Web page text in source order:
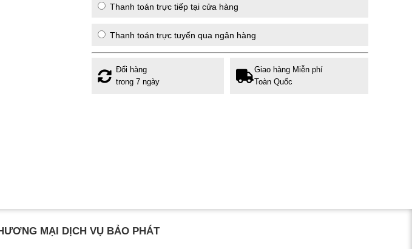
Thanh toán trực tiếp tại cửa hàng
Thanh toán trực tuyến qua ngân hàng
Đổi hàng
trong 7 ngày
Giao hàng Miễn phí
Toàn Quốc
MẠI DỊCH VỤ BẢO PHÁT